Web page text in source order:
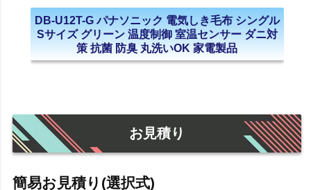
DB-U12T-G パナソニック 電気しき毛布 シングル
Sサイズ グリーン 温度制御 室温センサー ダニ対
策 抗菌 防臭 丸洗いOK 家電製品
お見積り